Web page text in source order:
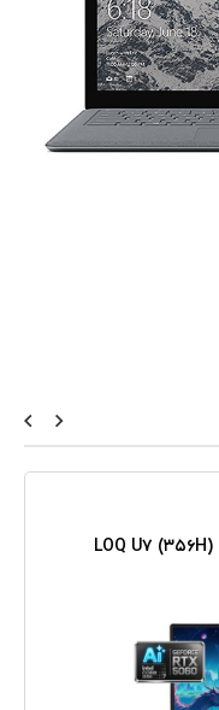
لپ تاپ گیمینگ لنوو ۱۵.۳ اینچی مدل LOQ U۷ (۳۵۶H)